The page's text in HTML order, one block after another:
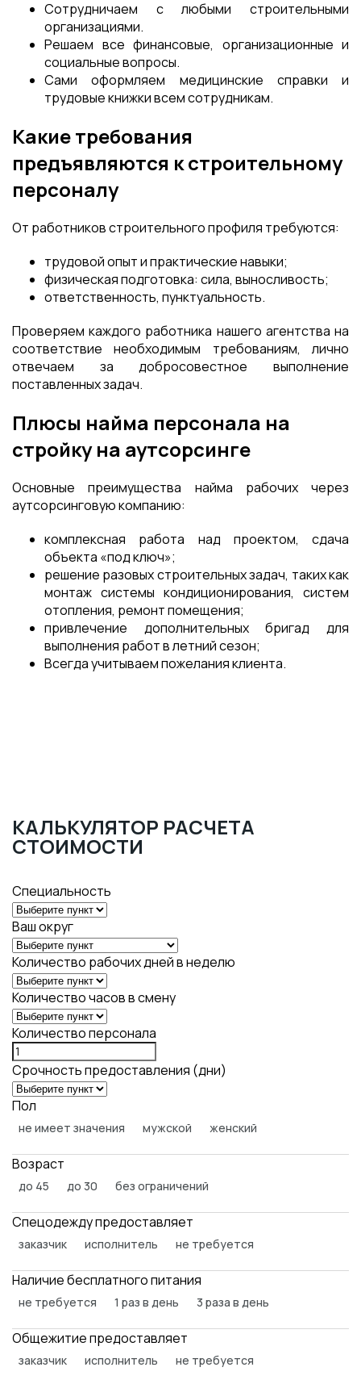
Сотрудничаем с любыми строительными
организациями.
Решаем все финансовые, организационные и
социальные вопросы.
Сами оформляем медицинские справки и
трудовые книжки всем сотрудникам.
Какие требования
предъявляются к строительному
персоналу
От работников строительного профиля требуются:
трудовой опыт и практические навыки;
физическая подготовка: сила, выносливость;
ответственность, пунктуальность.
Проверяем каждого работника нашего агентства на
соответствие необходимым требованиям, лично
отвечаем за добросовестное выполнение
поставленных задач.
Плюсы найма персонала на
стройку на аутсорсинге
Основные преимущества найма рабочих через
аутсорсинговую компанию:
комплексная работа над проектом, сдача
объекта «под ключ»;
решение разовых строительных задач, таких как
монтаж системы кондиционирования, систем
отопления, ремонт помещения;
привлечение дополнительных бригад для
выполнения работ в летний сезон;
Всегда учитываем пожелания клиента.
КАЛЬКУЛЯТОР РАСЧЕТА
СТОИМОСТИ
Специальность
Ваш округ
Количество рабочих дней в неделю
Количество часов в смену
Количество персонала
Срочность предоставления (дни)
Пол
не имеет значения мужской женский
Возраст
до 45 до 30 без ограничений
Спецодежду предоставляет
заказчик исполнитель не требуется
Наличие бесплатного питания
не требуется 1 раз в день 3 раза в день
Общежитие предоставляет
заказчик исполнитель не требуется